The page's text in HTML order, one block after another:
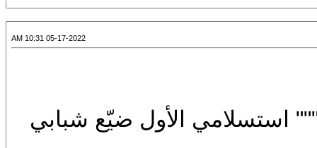
05-17-2022 10:31 AM
استسلامي الأول ضيّع شبابي